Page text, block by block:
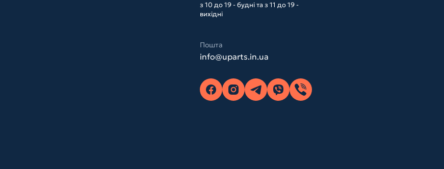
з 10 до 19 - будні та з 11 до 19 -
вихідні
Пошта
info@uparts.in.ua